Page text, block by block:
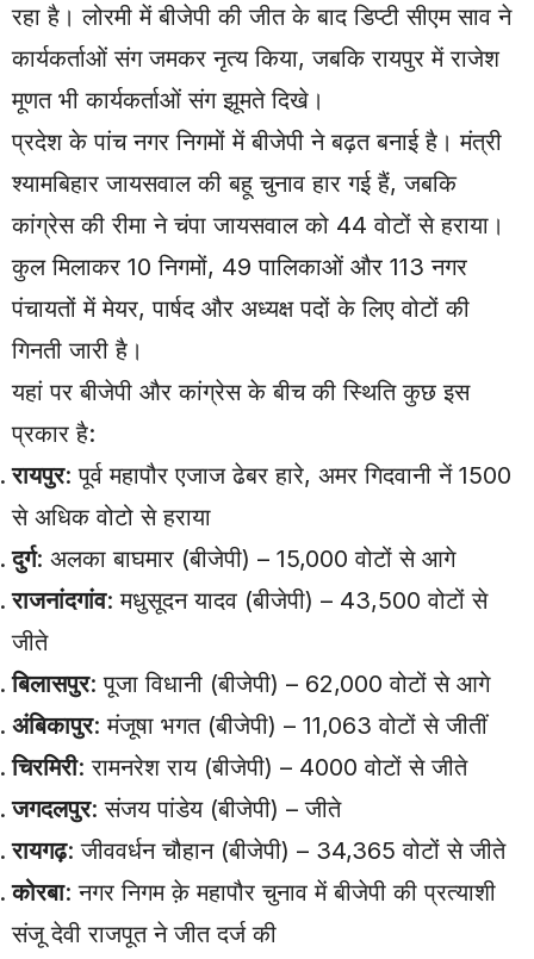
रहा है। लोरमी में बीजेपी की जीत के बाद डिप्टी सीएम साव ने
कार्यकर्ताओं संग जमकर नृत्य किया, जबकि रायपुर में राजेश
मूणत भी कार्यकर्ताओं संग झूमते दिखे।
प्रदेश के पांच नगर निगमों में बीजेपी ने बढ़त बनाई है। मंत्री
श्यामबिहार जायसवाल की बहू चुनाव हार गई हैं, जबकि
कांग्रेस की रीमा ने चंपा जायसवाल को 44 वोटों से हराया।
कुल मिलाकर 10 निगमों, 49 पालिकाओं और 113 नगर
पंचायतों में मेयर, पार्षद और अध्यक्ष पदों के लिए वोटों की
गिनती जारी है।
यहां पर बीजेपी और कांग्रेस के बीच की स्थिति कुछ इस
प्रकार है:
रायपुर: पूर्व महापौर एजाज ढेबर हारे, अमर गिदवानी नें 1500
से अधिक वोटो से हराया
दुर्ग: अलका बाघमार (बीजेपी) – 15,000 वोटों से आगे
राजनांदगांव: मधुसूदन यादव (बीजेपी) – 43,500 वोटों से
जीते
बिलासपुर: पूजा विधानी (बीजेपी) – 62,000 वोटों से आगे
अंबिकापुर: मंजूषा भगत (बीजेपी) – 11,063 वोटों से जीतीं
चिरमिरी: रामनरेश राय (बीजेपी) – 4000 वोटों से जीते
जगदलपुर: संजय पांडेय (बीजेपी) – जीते
रायगढ़: जीववर्धन चौहान (बीजेपी) – 34,365 वोटों से जीते
कोरबा: नगर निगम क़े महापौर चुनाव में बीजेपी की प्रत्याशी
संजू देवी राजपूत ने जीत दर्ज की